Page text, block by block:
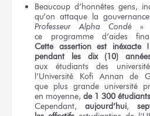
Beaucoup d’honnêtes gens,
qu’on attaque la gouvernance
ProfesseurAlpha Condé»
ce programmed’aides
Cette assertion est inéxacte !
pendant les dix (10)
aux étudiants
des
l’Université
Kofi Annan de
que plus grandeuniversité
en moyenne, de 1 300
Cependant,aujourd’hui,